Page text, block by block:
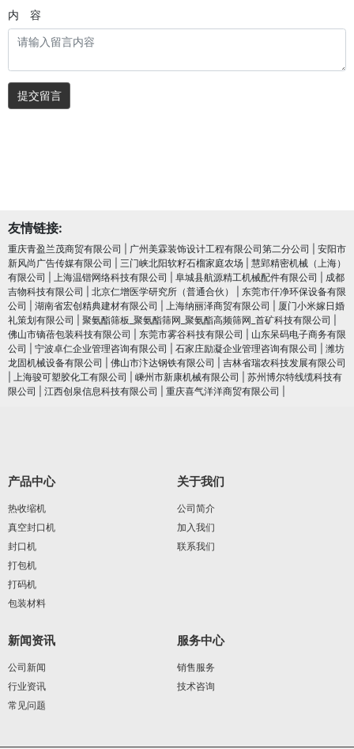
内 容
提交留言
友情链接:
重庆青盈兰茂商贸有限公司 广州美霖装饰设计工程有限公司第二分公司
安阳市
新风尚广告传媒有限公司
三门峡北阳软籽石榴家庭农场
慧郢精密机械（上海）
有限公司
上海温锴网络科技有限公司 阜城县航源精工机械配件有限公司
成都
吉物科技有限公司
北京仁增医学研究所（普通合伙）
东莞市仟净环保设备有限
公司
湖南省宏创精典建材有限公司 上海纳丽泽商贸有限公司
厦门小米嫁日婚
礼策划有限公司
聚氨酯筛板_聚氨酯筛网_聚氨酯高频筛网_首矿科技有限公司
佛山市镝蓓包装科技有限公司
东莞市雾谷科技有限公司
山东呆码电子商务有限
公司
宁波卓仁企业管理咨询有限公司 石家庄励凝企业管理咨询有限公司
潍坊
龙固机械设备有限公司
佛山市汴达钢铁有限公司
吉林省瑞农科技发展有限公司
上海骏可塑胶化工有限公司 嵊州市新康机械有限公司
苏州博尔特线缆科技有
限公司
江西创泉信息科技有限公司 重庆喜气洋洋商贸有限公司
产品中心
热收缩机
真空封口机
封口机
打包机
打码机
包装材料
关于我们
公司简介
加入我们
联系我们
新闻资讯
公司新闻
行业资讯
常见问题
服务中心
销售服务
技术咨询